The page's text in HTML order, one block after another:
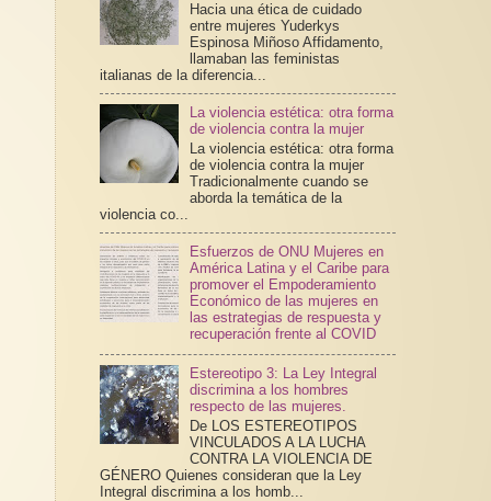
Hacia una ética de cuidado
entre mujeres Yuderkys
Espinosa Miñoso Affidamento,
llamaban las feministas
italianas de la diferencia...
La violencia estética: otra forma
de violencia contra la mujer
La violencia estética: otra forma
de violencia contra la mujer
Tradicionalmente cuando se
aborda la temática de la
violencia co...
Esfuerzos de ONU Mujeres en
América Latina y el Caribe para
promover el Empoderamiento
Económico de las mujeres en
las estrategias de respuesta y
recuperación frente al COVID
Estereotipo 3: La Ley Integral
discrimina a los hombres
respecto de las mujeres.
De LOS ESTEREOTIPOS
VINCULADOS A LA LUCHA
CONTRA LA VIOLENCIA DE
GÉNERO Quienes consideran que la Ley
Integral discrimina a los homb...